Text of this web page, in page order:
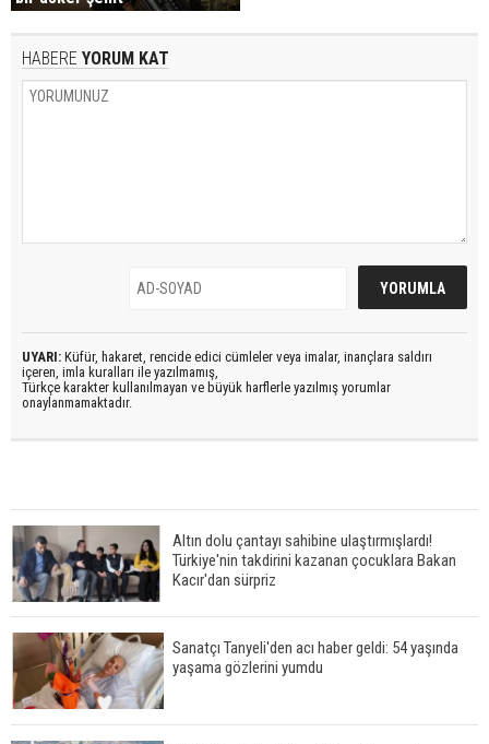
HABERE YORUM KAT
UYARI: Küfür, hakaret, rencide edici cümleler veya imalar, inançlara saldırı
içeren, imla kuralları ile yazılmamış,
Türkçe karakter kullanılmayan ve büyük harflerle yazılmış yorumlar
onaylanmamaktadır.
Altın dolu çantayı sahibine ulaştırmışlardı!
Türkiye'nin takdirini kazanan çocuklara Bakan
Kacır'dan sürpriz
Sanatçı Tanyeli'den acı haber geldi: 54 yaşında
yaşama gözlerini yumdu